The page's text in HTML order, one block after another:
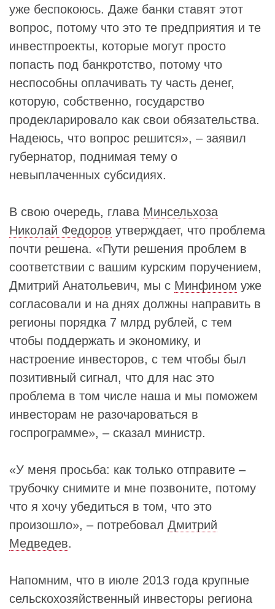
уже беспокоюсь. Даже банки ставят этот
вопрос, потому что это те предприятия и те
инвестпроекты, которые могут просто
попасть под банкротство, потому что
неспособны оплачивать ту часть денег,
которую, собственно, государство
продекларировало как свои обязательства.
Надеюсь, что вопрос решится», – заявил
губернатор, поднимая тему о
невыплаченных субсидиях.
В свою очередь, глава Минсельхоза
Николай Федоров утверждает, что проблема
почти решена. «Пути решения проблем в
соответствии с вашим курским поручением,
Дмитрий Анатольевич, мы с Минфином уже
согласовали и на днях должны направить в
регионы порядка 7 млрд рублей, с тем
чтобы поддержать и экономику, и
настроение инвесторов, с тем чтобы был
позитивный сигнал, что для нас это
проблема в том числе наша и мы поможем
инвесторам не разочароваться в
госпрограмме», – сказал министр.
«У меня просьба: как только отправите –
трубочку снимите и мне позвоните, потому
что я хочу убедиться в том, что это
произошло», – потребовал Дмитрий
Медведев.
Напомним, что в июле 2013 года крупные
сельскохозяйственный инвесторы региона